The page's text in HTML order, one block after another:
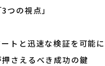
の視点」
トと迅速な検証を可能に
さえるべき成功の鍵